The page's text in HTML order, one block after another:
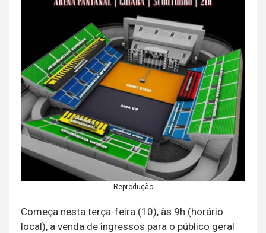
Reprodução
Começa nesta terça-feira (10), às 9h (horário
local), a venda de ingressos para o público geral